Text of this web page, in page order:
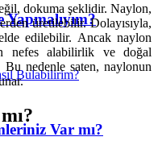
Var mı?
dokuma şeklidir. Naylon,
üretilebilir. Dolayısıyla,
edilebilir. Ancak naylon
nefes alabilirlik ve doğal
nedenle saten, naylonun